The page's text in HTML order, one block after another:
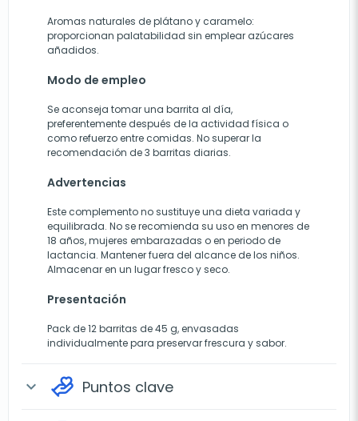
Aromas naturales de plátano y caramelo:
proporcionan palatabilidad sin emplear azúcares
añadidos.
Modo de empleo
Se aconseja tomar una barrita al día,
preferentemente después de la actividad física o
como refuerzo entre comidas. No superar la
recomendación de 3 barritas diarias.
Advertencias
Este complemento no sustituye una dieta variada y
equilibrada. No se recomienda su uso en menores de
18 años, mujeres embarazadas o en periodo de
lactancia. Mantener fuera del alcance de los niños.
Almacenar en un lugar fresco y seco.
Presentación
Pack de 12 barritas de 45 g, envasadas
individualmente para preservar frescura y sabor.
expand_more Puntos clave